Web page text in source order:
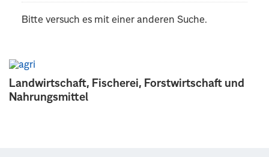
Landwirtschaft, Fischerei, Forstwirtschaft und
Nahrungsmittel
Bitte versuch es mit einer anderen Suche.